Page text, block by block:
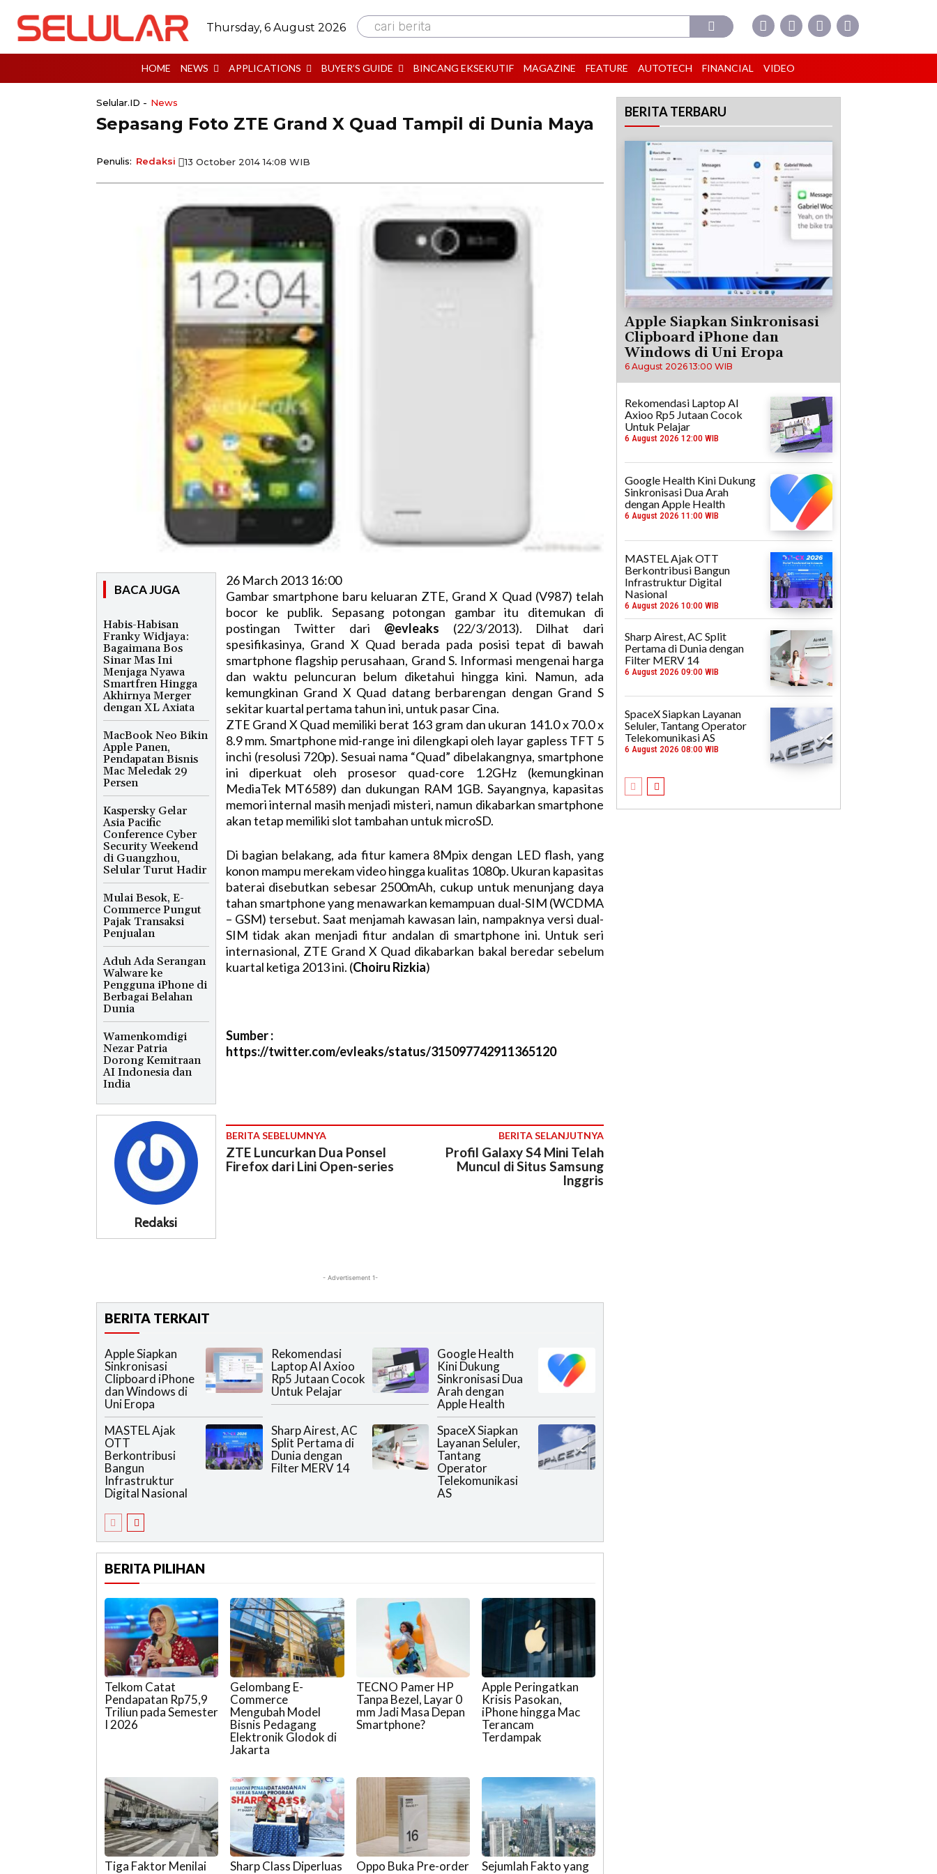
Thursday, 6 August 2026 cari berita
HOME NEWS APPLICATIONS BUYER’S GUIDE BINCANG EKSEKUTIF MAGAZINE FEATURE AUTOTECH FINANCIAL VIDEO
Selular.ID - News
Sepasang Foto ZTE Grand X Quad Tampil di Dunia Maya
Penulis: Redaksi 13 October 2014 14:08 WIB
BACA JUGA
Habis-Habisan
Franky Widjaya:
Bagaimana Bos
Sinar Mas Ini
Menjaga Nyawa
Smartfren Hingga
Akhirnya Merger
dengan XL Axiata
MacBook Neo Bikin
Apple Panen,
Pendapatan Bisnis
Mac Meledak 29
Persen
Kaspersky Gelar
Asia Pacific
Conference Cyber
Security Weekend
di Guangzhou,
Selular Turut Hadir
Mulai Besok, E-
Commerce Pungut
Pajak Transaksi
Penjualan
Aduh Ada Serangan
Walware ke
Pengguna iPhone di
Berbagai Belahan
Dunia
Wamenkomdigi
Nezar Patria
Dorong Kemitraan
AI Indonesia dan
India
Redaksi
26 March 2013 16:00
Gambar smartphone baru keluaran ZTE, Grand X Quad (V987) telah
bocor ke publik. Sepasang potongan gambar itu ditemukan di
postingan Twitter dari @evleaks (22/3/2013). Dilhat dari
spesifikasinya, Grand X Quad berada pada posisi tepat di bawah
smartphone flagship perusahaan, Grand S. Informasi mengenai harga
dan waktu peluncuran belum diketahui hingga kini. Namun, ada
kemungkinan Grand X Quad datang berbarengan dengan Grand S
sekitar kuartal pertama tahun ini, untuk pasar Cina.
ZTE Grand X Quad memiliki berat 163 gram dan ukuran 141.0 x 70.0 x
8.9 mm. Smartphone mid-range ini dilengkapi oleh layar gapless TFT 5
inchi (resolusi 720p). Sesuai nama “Quad” dibelakangnya, smartphone
ini diperkuat oleh prosesor quad-core 1.2GHz (kemungkinan
MediaTek MT6589) dan dukungan RAM 1GB. Sayangnya, kapasitas
memori internal masih menjadi misteri, namun dikabarkan smartphone
akan tetap memiliki slot tambahan untuk microSD.
Di bagian belakang, ada fitur kamera 8Mpix dengan LED flash, yang
konon mampu merekam video hingga kualitas 1080p. Ukuran kapasitas
baterai disebutkan sebesar 2500mAh, cukup untuk menunjang daya
tahan smartphone yang menawarkan kemampuan dual-SIM (WCDMA
– GSM) tersebut. Saat menjamah kawasan lain, nampaknya versi dual-
SIM tidak akan menjadi fitur andalan di smartphone ini. Untuk seri
internasional, ZTE Grand X Quad dikabarkan bakal beredar sebelum
kuartal ketiga 2013 ini. (Choiru Rizkia)
Sumber :
https://twitter.com/evleaks/status/315097742911365120
BERITA SEBELUMNYA
ZTE Luncurkan Dua Ponsel
Firefox dari Lini Open-series
BERITA SELANJUTNYA
Profil Galaxy S4 Mini Telah
Muncul di Situs Samsung
Inggris
- Advertisement 1-
BERITA TERKAIT
Apple Siapkan
Sinkronisasi
Clipboard iPhone
dan Windows di
Uni Eropa
Rekomendasi
Laptop AI Axioo
Rp5 Jutaan Cocok
Untuk Pelajar
Google Health
Kini Dukung
Sinkronisasi Dua
Arah dengan
Apple Health
MASTEL Ajak
OTT
Berkontribusi
Bangun
Infrastruktur
Digital Nasional
Sharp Airest, AC
Split Pertama di
Dunia dengan
Filter MERV 14
SpaceX Siapkan
Layanan Seluler,
Tantang
Operator
Telekomunikasi
AS
BERITA PILIHAN
Telkom Catat
Pendapatan Rp75,9
Triliun pada Semester
I 2026
Gelombang E-
Commerce
Mengubah Model
Bisnis Pedagang
Elektronik Glodok di
Jakarta
TECNO Pamer HP
Tanpa Bezel, Layar 0
mm Jadi Masa Depan
Smartphone?
Apple Peringatkan
Krisis Pasokan,
iPhone hingga Mac
Terancam
Terdampak
Tiga Faktor Menilai
Sharp Class Diperluas
Oppo Buka Pre-order
Sejumlah Fakto yang
BERITA TERBARU
Apple Siapkan Sinkronisasi
Clipboard iPhone dan
Windows di Uni Eropa
6 August 2026 13:00 WIB
Rekomendasi Laptop AI
Axioo Rp5 Jutaan Cocok
Untuk Pelajar
6 August 2026 12:00 WIB
Google Health Kini Dukung
Sinkronisasi Dua Arah
dengan Apple Health
6 August 2026 11:00 WIB
MASTEL Ajak OTT
Berkontribusi Bangun
Infrastruktur Digital
Nasional
6 August 2026 10:00 WIB
Sharp Airest, AC Split
Pertama di Dunia dengan
Filter MERV 14
6 August 2026 09:00 WIB
SpaceX Siapkan Layanan
Seluler, Tantang Operator
Telekomunikasi AS
6 August 2026 08:00 WIB